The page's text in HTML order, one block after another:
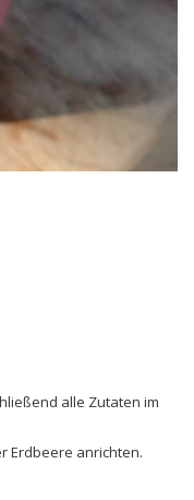
alle Zutaten im
Erdbeere anrichten.